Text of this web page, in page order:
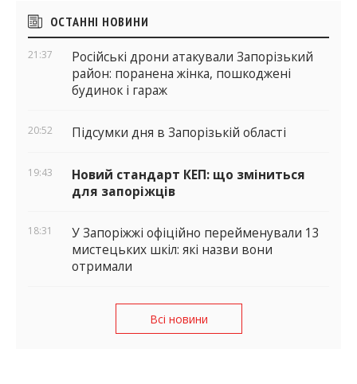
Бічні
віджети
ОСТАННІ НОВИНИ
21:37
Російські дрони атакували Запорізький
район: поранена жінка, пошкоджені
будинок і гараж
20:52 Підсумки дня в Запорізькій області
19:43
Новий стандарт КЕП: що зміниться
для запоріжців
18:31
У Запоріжжі офіційно перейменували 13
мистецьких шкіл: які назви вони
отримали
Всі новини